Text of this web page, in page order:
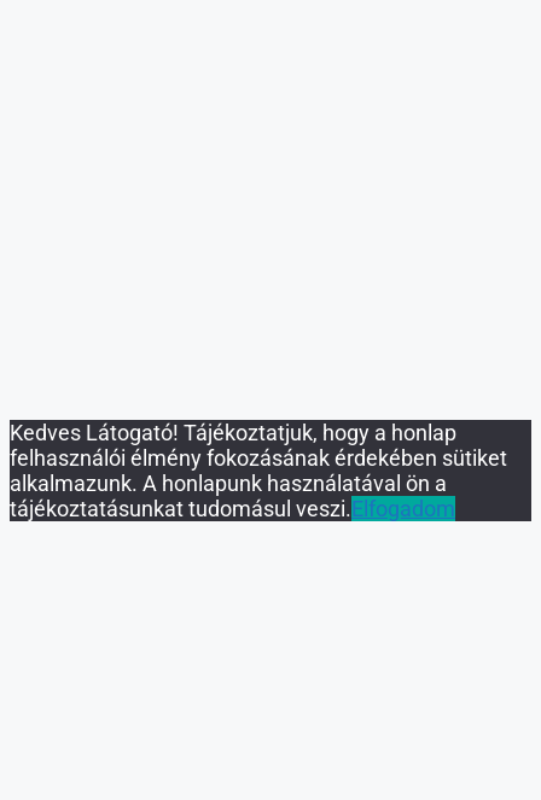
Kedves Látogató! Tájékoztatjuk, hogy a honlap
felhasználói élmény fokozásának érdekében sütiket
alkalmazunk. A honlapunk használatával ön a
tájékoztatásunkat tudomásul veszi.Elfogadom